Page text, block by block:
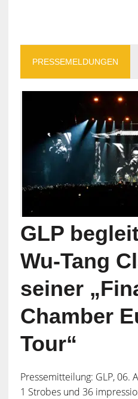
PRESSEMELDUNGEN
GLP
Wu-Tang
seiner
Chamber
Tour“
Pressemitteilung: GLP, 06.
1 Strobes und 36